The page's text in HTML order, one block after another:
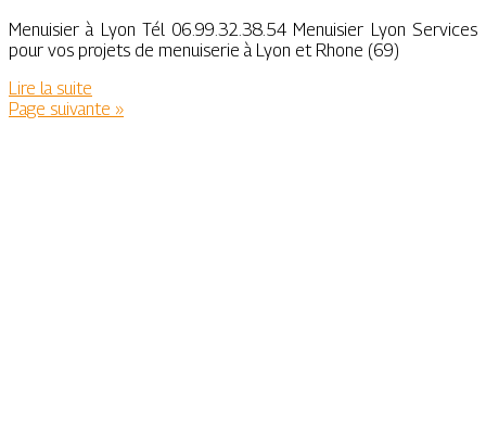
Menuisier à Lyon Tél 06.99.32.38.54 Menuisier Lyon Services
pour vos projets de menuiserie à Lyon et Rhone (69)
Lire la suite
Page suivante »